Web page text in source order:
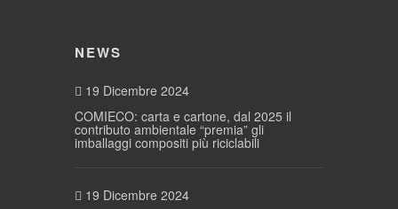
NEWS
19 Dicembre 2024
COMIECO: carta e cartone, dal 2025 il
contributo ambientale “premia” gli
imballaggi compositi più riciclabili
19 Dicembre 2024